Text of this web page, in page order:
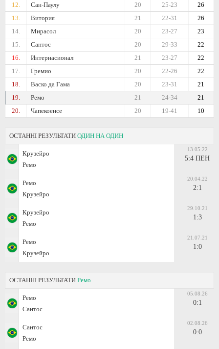
12.
Сан-Паулу 26
25-23
20
13.
Витория 26
22-31
21
14.
Мирасол 23
23-27
20
15.
Сантос 22
29-33
20
16.
Интернасионал 22
23-27
21
17.
Гремио 22
22-26
20
18.
Васко да Гама 21
23-31
20
19.
Ремо 21
24-34
21
20.
Чапекоенсе 10
19-41
20
ОСТАННІ РЕЗУЛЬТАТИ ОДИН НА ОДИН
Крузейро
Ремо
13.05.22
5:4 ПЕН
Ремо
Крузейро
20.04.22
2:1
Крузейро
Ремо
29.10.21
1:3
Ремо
Крузейро
21.07.21
1:0
ОСТАННІ РЕЗУЛЬТАТИ Ремо
Ремо
Сантос
05.08.26
0:1
Сантос
Ремо
02.08.26
0:0